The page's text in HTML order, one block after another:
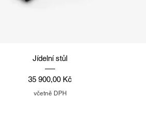
Rychlý náhled
Jídelní stůl
Cena
35 900,00 Kč
včetně DPH